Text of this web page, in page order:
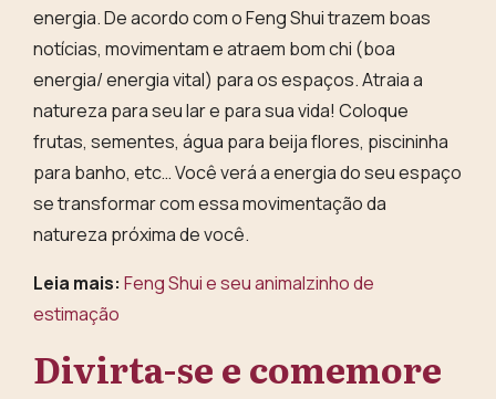
energia. De acordo com o Feng Shui trazem boas
notícias, movimentam e atraem bom chi (boa
energia/ energia vital) para os espaços. Atraia a
natureza para seu lar e para sua vida! Coloque
frutas, sementes, água para beija flores, piscininha
para banho, etc… Você verá a energia do seu espaço
se transformar com essa movimentação da
natureza próxima de você.
Leia mais: Feng Shui e seu animalzinho de
estimação
Divirta-se e comemore